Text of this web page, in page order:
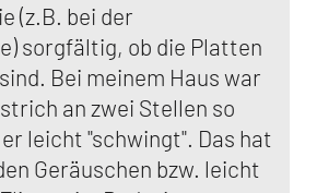
(z.B. bei der
sorgfältig, ob die Platten
Bei meinem Haus war
an zwei Stellen so
leicht "schwingt". Das hat
Geräuschen bzw. leicht